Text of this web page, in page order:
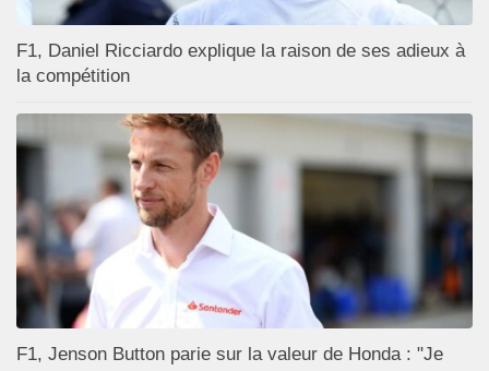
F1, Daniel Ricciardo explique la raison de ses adieux à
la compétition
F1, Jenson Button parie sur la valeur de Honda : "Je